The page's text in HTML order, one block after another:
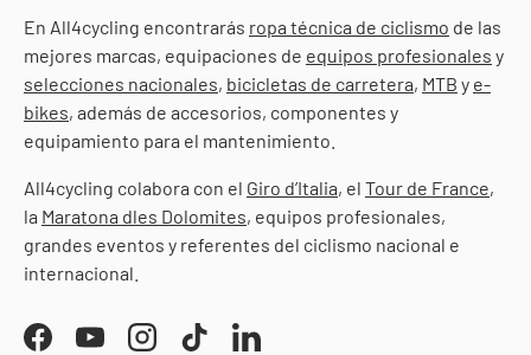
En All4cycling encontrarás ropa técnica de ciclismo de las
mejores marcas, equipaciones de equipos profesionales y
selecciones nacionales, bicicletas de carretera, MTB y e-
bikes, además de accesorios, componentes y
equipamiento para el mantenimiento.
All4cycling colabora con el Giro d’Italia, el Tour de France,
la Maratona dles Dolomites, equipos profesionales,
grandes eventos y referentes del ciclismo nacional e
internacional.
FacebookYouTubeInstagramTikTokLinkedIn